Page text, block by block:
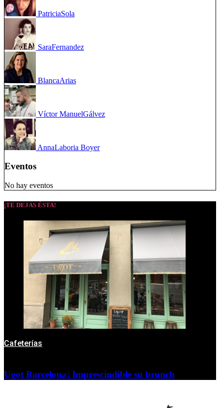
PatriciaSola
SaraFernandez
BlancaArias
Víctor ManuelGálvez
AnnaLaboria Boyer
Eventos
No hay eventos
¡TE DEJAS ÉSTA!
Cafeterías
Ugot Barcelona: Imprescindible su brunch